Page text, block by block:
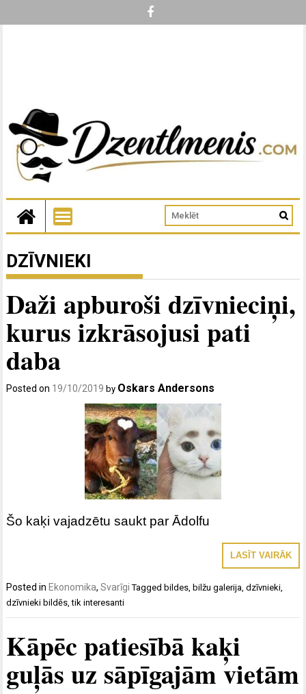
DZĪVNIEKI
Daži apburoši dzīvnieciņi,
kurus izkrāsojusi pati
daba
Posted on 19/10/2019 by Oskars Andersons
Šo kaķi vajadzētu saukt par Ādolfu
LASĪT VAIRĀK
Posted in Ekonomika,Svarīgi Tagged bildes, bilžu galerija,dzīvnieki,
dzīvnieki bildēs,tik interesanti
Kāpēc patiesībā kaķi
guļās uz sāpīgajām vietām